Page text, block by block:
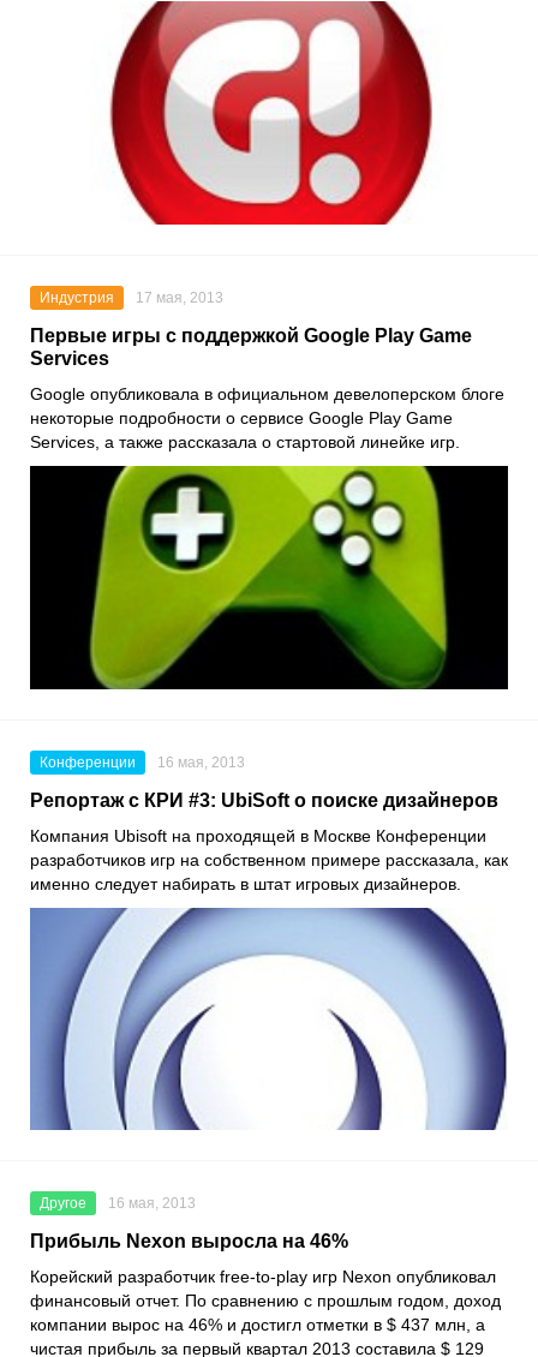
Индустрия 17 мая, 2013
Первые игры c поддержкой Google Play Game
Services
Google опубликовала в официальном девелоперском блоге
некоторые подробности о сервисе Google Play Game
Services, а также рассказала о стартовой линейке игр.
Конференции 16 мая, 2013
Репортаж с КРИ #3: UbiSoft о поиске дизайнеров
Компания Ubisoft на проходящей в Москве Конференции
разработчиков игр на собственном примере рассказала, как
именно следует набирать в штат игровых дизайнеров.
Другое 16 мая, 2013
Прибыль Nexon выросла на 46%
Корейский разработчик free-to-play игр Nexon опубликовал
финансовый отчет. По сравнению с прошлым годом, доход
компании вырос на 46% и достигл отметки в $ 437 млн, а
чистая прибыль за первый квартал 2013 составила $ 129